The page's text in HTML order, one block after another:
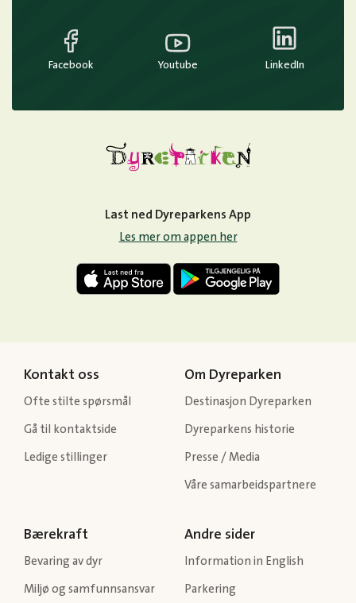
Facebook Youtube LinkedIn
Last ned Dyreparkens App
Les mer om appen her
Kontakt oss
Ofte stilte spørsmål
Gå til kontaktside
Ledige stillinger
Om Dyreparken
Destinasjon Dyreparken
Dyreparkens historie
Presse / Media
Våre samarbeidspartnere
Bærekraft
Bevaring av dyr
Miljø og samfunnsansvar
Andre sider
Information in English
Parkering